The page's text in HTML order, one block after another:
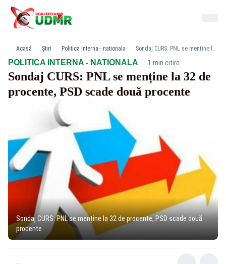
Acasă Știri Politica Interna - nationala Sondaj CURS: PNL se menține la 32 de procente, PSD scade două procente
POLITICA INTERNA - NATIONALA· 1 min citire
Sondaj CURS: PNL se menține la 32 de
procente, PSD scade două procente
Sondaj CURS: PNL se menține la 32 de procente, PSD scade două
procente